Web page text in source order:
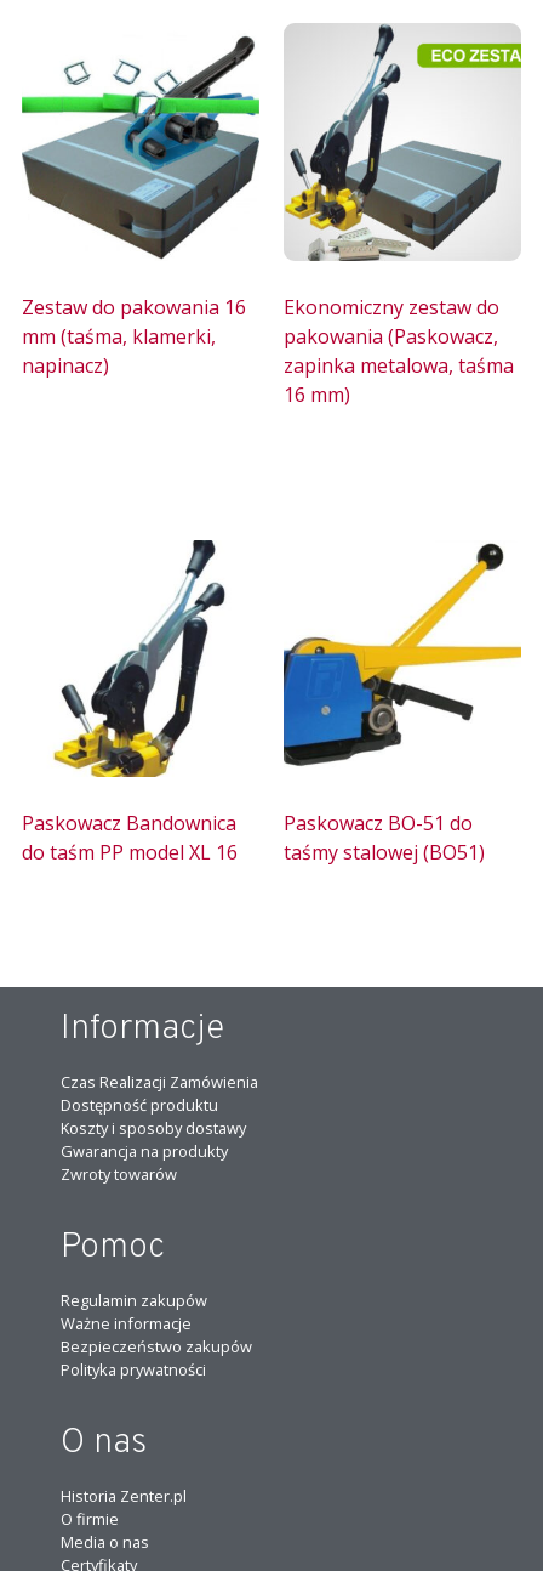
Zestaw do pakowania 16
mm (taśma, klamerki,
napinacz)
Ekonomiczny zestaw do
pakowania (Paskowacz,
zapinka metalowa, taśma
16 mm)
Paskowacz Bandownica
do taśm PP model XL 16
Paskowacz BO-51 do
taśmy stalowej (BO51)
Informacje
Czas Realizacji Zamówienia
Dostępność produktu
Koszty i sposoby dostawy
Gwarancja na produkty
Zwroty towarów
Pomoc
Regulamin zakupów
Ważne informacje
Bezpieczeństwo zakupów
Polityka prywatności
O nas
Historia Zenter.pl
O firmie
Media o nas
Certyfikaty